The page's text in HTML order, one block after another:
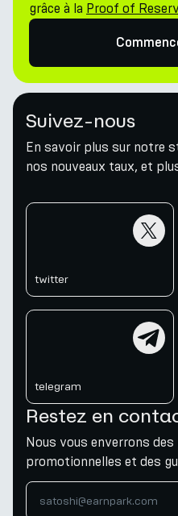
grâce à la Proof of
Suivez-nous
En savoir plus sur notre
nos nouveaux taux, et
twitter
telegram
Restez en
Nous vous enverrons
promotionnelles et des